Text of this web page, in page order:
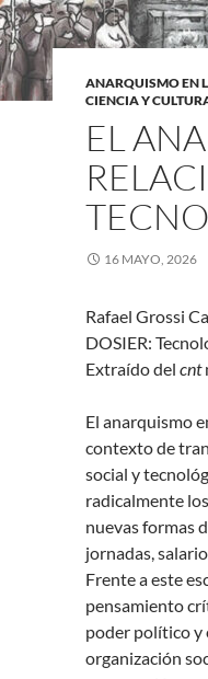
ANARQUISMO EN
CIENCIA Y
EL
16 MAYO, 2026
Rafael Grossi
DOSIER:
Extraído del cnt
El anarquismo
contexto de
social y
radicalmente
nuevas formas
jornadas,
Frente a este
pensamiento
poder político y
organización